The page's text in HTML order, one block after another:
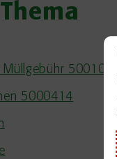
5001070
5000414